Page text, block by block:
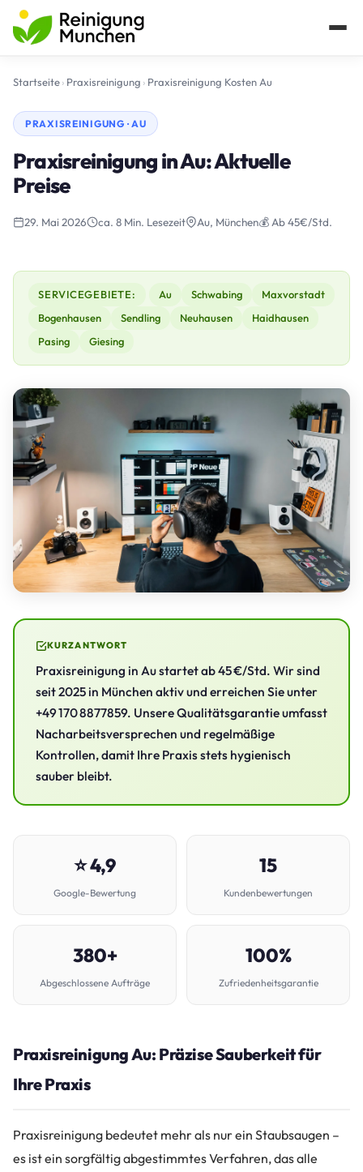
Startseite› Praxisreinigung › Praxisreinigung Kosten Au
PRAXISREINIGUNG · AU
Praxisreinigung in Au: Aktuelle
Preise
29. Mai 2026 ca. 8 Min. Lesezeit Au, München💰 Ab 45€/Std.
SERVICEGEBIETE: Au Schwabing
Maxvorstadt
Bogenhausen
Sendling Neuhausen
Haidhausen
Pasing
Giesing
KURZANTWORT
Praxisreinigung in Au startet ab 45 €/Std. Wir sind
seit 2025 in München aktiv und erreichen Sie unter
+49 170 8877859. Unsere Qualitätsgarantie umfasst
Nacharbeitsversprechen und regelmäßige
Kontrollen, damit Ihre Praxis stets hygienisch
sauber bleibt.
⭐ 4,9
Google-Bewertung
15
Kundenbewertungen
380+
Abgeschlossene Aufträge
100%
Zufriedenheitsgarantie
Praxisreinigung Au: Präzise Sauberkeit für
Ihre Praxis
Praxisreinigung bedeutet mehr als nur ein Staubsaugen –
es ist ein sorgfältig abgestimmtes Verfahren, das alle